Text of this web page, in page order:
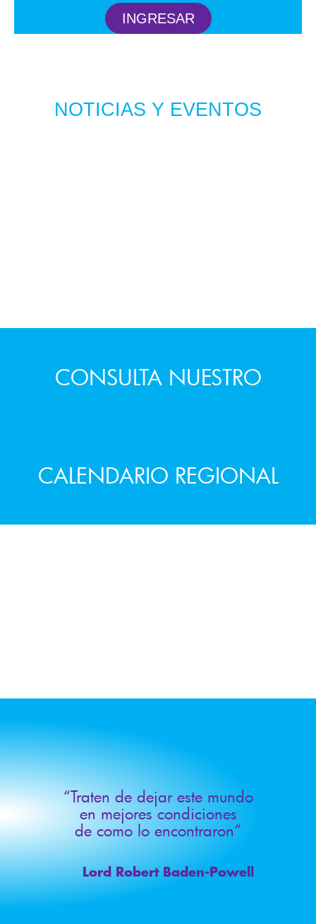
INGRESAR
NOTICIAS Y EVENTOS
CONSULTA NUESTRO
CALENDARIO REGIONAL
“Traten de dejar este mundo
en mejores condiciones
de como lo encontraron”
Lord Robert Baden-Powell